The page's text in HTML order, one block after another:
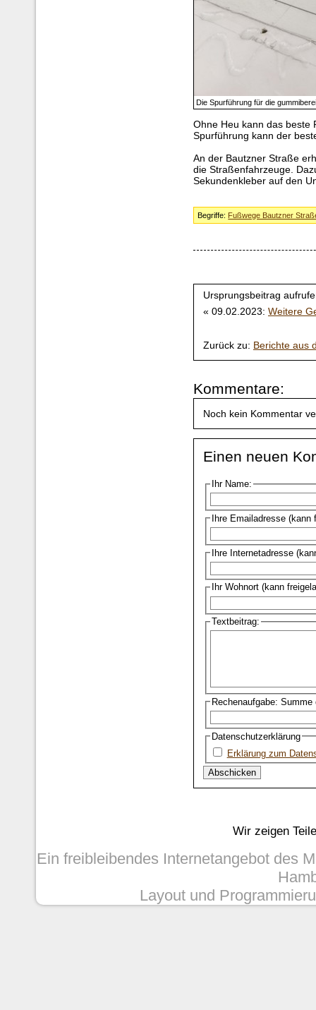
Die Spurführung für die
Ohne Heu kann das beste
Spurführung kann der
An der Bautzner Straße
die Straßenfahrzeuge.
Sekundenkleber auf den
Begriffe: Fußwege Bautzner
Ursprungsbeitrag
« 09.02.2023: Weitere
Zurück zu: Berichte aus
Kommentare:
Noch kein Kommentar
Einen neuen
Ihr Name:
Ihre Emailadresse
Ihre Internetadresse
Ihr Wohnort (kann
Textbeitrag:
Rechenaufgabe:
Datenschutzerklärung
Erklärung zum
Wir zeigen
Ein freibleibendes Internetangebot des
Layout und